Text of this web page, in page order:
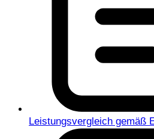
Leistungsvergleich gemäß